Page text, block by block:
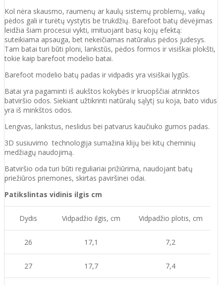
Kol nėra skausmo, raumenų ar kaulų sistemų problemų, vaikų
pėdos gali ir turėtų vystytis be trukdžių. Barefoot batų dėvėjimas
leidžia šiam procesui vykti, imituojant basų kojų efektą:
suteikiama apsauga, bet nekeičiamas natūralus pėdos judesys.
Tam batai turi būti ploni, lankstūs, pėdos formos ir visiškai plokšti,
tokie kaip barefoot modelio batai.
Barefoot modelio batų padas ir vidpadis yra visiškai lygūs.
Batai yra pagaminti iš aukštos kokybės ir kruopščiai atrinktos
batviršio odos. Siekiant užtikrinti natūralų sąlytį su koja, bato vidus
yra iš minkštos odos.
Lengvas, lankstus, neslidus bei patvarus kaučiuko gumos padas.
3D susiuvimo technologija sumažina klijų bei kitų cheminių
medžiagų naudojimą.
Batviršio oda turi būti reguliariai prižiūrima, naudojant batų
priežiūros priemones, skirtas paviršinei odai.
Patikslintas vidinis ilgis cm
Dydis Vidpadžio ilgis, cm Vidpadžio plotis, cm
26 17,1 7,2
27 17,7 7,4